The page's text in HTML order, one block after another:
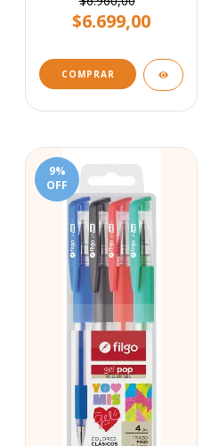
$6.699,00
COMPRAR
9%
OFF